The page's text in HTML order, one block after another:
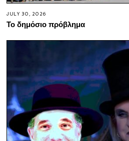
JULY 30, 2026
Το δημόσιο πρόβλημα